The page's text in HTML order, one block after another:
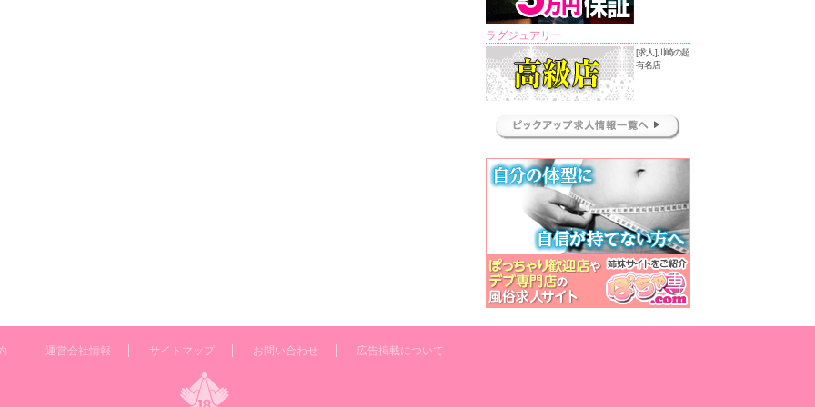
ラグジュアリー
[求人]川崎の超
有名店
運営会社情報 サイトマップ お問い合わせ 広告掲載について